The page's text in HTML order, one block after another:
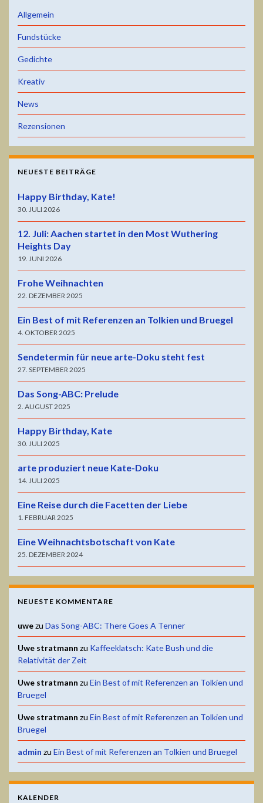
Allgemein
Fundstücke
Gedichte
Kreativ
News
Rezensionen
NEUESTE BEITRÄGE
Happy Birthday, Kate!
30. JULI 2026
12. Juli: Aachen startet in den Most Wuthering
Heights Day
19. JUNI 2026
Frohe Weihnachten
22. DEZEMBER 2025
Ein Best of mit Referenzen an Tolkien und Bruegel
4. OKTOBER 2025
Sendetermin für neue arte-Doku steht fest
27. SEPTEMBER 2025
Das Song-ABC: Prelude
2. AUGUST 2025
Happy Birthday, Kate
30. JULI 2025
arte produziert neue Kate-Doku
14. JULI 2025
Eine Reise durch die Facetten der Liebe
1. FEBRUAR 2025
Eine Weihnachtsbotschaft von Kate
25. DEZEMBER 2024
NEUESTE KOMMENTARE
uwezu Das Song-ABC: There Goes A Tenner
Uwe stratmann zu Kaffeeklatsch: Kate Bush und die
Relativität der Zeit
Uwe stratmann zu Ein Best of mit Referenzen an Tolkien und
Bruegel
Uwe stratmann zu Ein Best of mit Referenzen an Tolkien und
Bruegel
admin zu Ein Best of mit Referenzen an Tolkien und Bruegel
KALENDER